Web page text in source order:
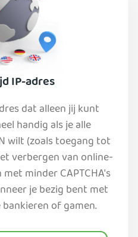
IP-adres
dat alleen jij kunt
handig als je alle
wilt (zoals toegang tot
verbergen van online-
minder CAPTCHA's
je bezig bent met
of gamen.